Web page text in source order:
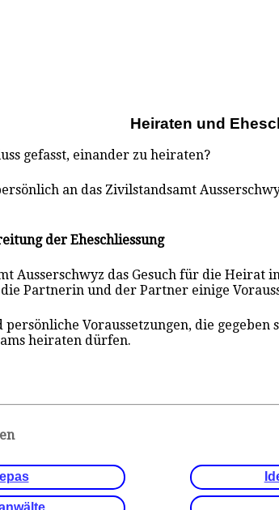
Heiraten und
gefasst, einander zu heiraten?
an das Zivilstandsamt
der Eheschliessung
Ausserschwyz das Gesuch für die Heirat
Partnerin und der Partner einige
persönliche Voraussetzungen, die gegeben
heiraten dürfen.